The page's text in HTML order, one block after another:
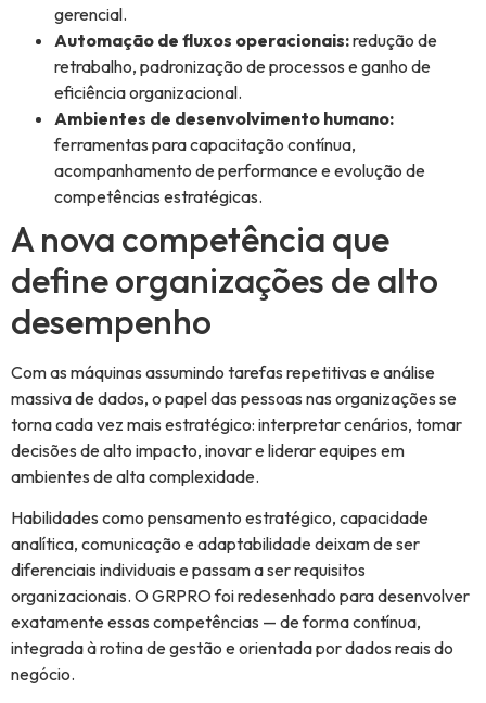
gerencial.
Automação de fluxos operacionais:redução de
retrabalho, padronização de processos e ganho de
eficiência organizacional.
Ambientes de desenvolvimento humano:
ferramentas para capacitação contínua,
acompanhamento de performance e evolução de
competências estratégicas.
A nova competência que
define organizações de alto
desempenho
Com as máquinas assumindo tarefas repetitivas e análise
massiva de dados, o papel das pessoas nas organizações se
torna cada vez mais estratégico: interpretar cenários, tomar
decisões de alto impacto, inovar e liderar equipes em
ambientes de alta complexidade.
Habilidades como pensamento estratégico, capacidade
analítica, comunicação e adaptabilidade deixam de ser
diferenciais individuais e passam a ser requisitos
organizacionais. O GRPRO foi redesenhado para desenvolver
exatamente essas competências — de forma contínua,
integrada à rotina de gestão e orientada por dados reais do
negócio.